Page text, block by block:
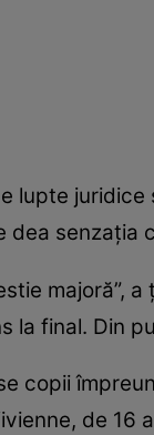
lupte
dea
majoră”,
la final. Din
copii
de